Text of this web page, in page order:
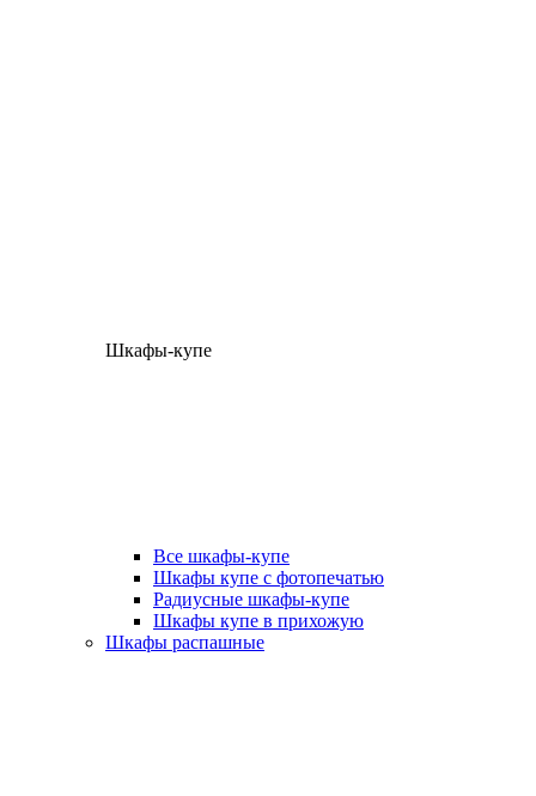
Шкафы-купе
Все шкафы-купе
Шкафы купе с фотопечатью
Радиусные шкафы-купе
Шкафы купе в прихожую
Шкафы распашные